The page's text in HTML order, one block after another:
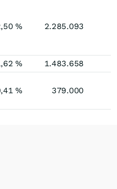
% 2.285.093
% 1.483.658
% 379.000